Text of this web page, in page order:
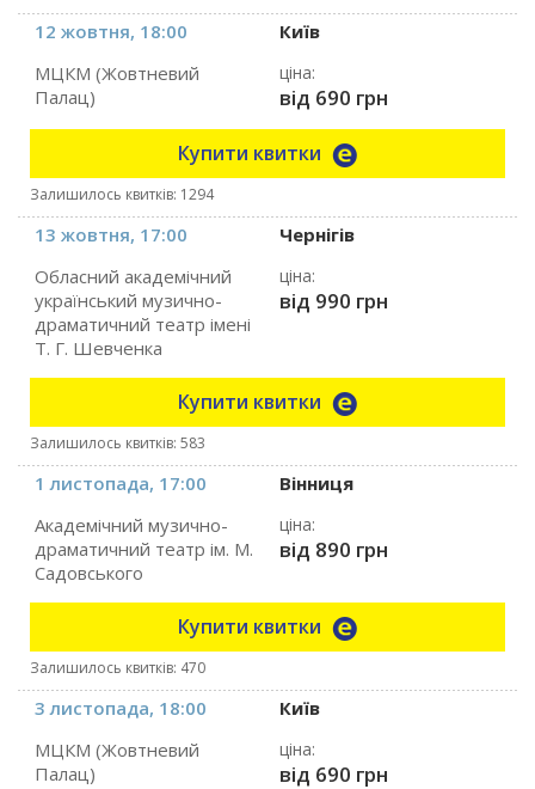
12 жовтня, 18:00
Київ
МЦКМ (Жовтневий
Палац)
ціна:
від 690 грн
Купити квитки
Залишилось квитків: 1294
13 жовтня, 17:00
Чернігів
Обласний академічний
український музично-
драматичний театр імені
Т. Г. Шевченка
ціна:
від 990 грн
Купити квитки
Залишилось квитків: 583
1 листопада, 17:00
Вінниця
Академічний музично-
драматичний театр ім. М.
Садовського
ціна:
від 890 грн
Купити квитки
Залишилось квитків: 470
3 листопада, 18:00
Київ
МЦКМ (Жовтневий
Палац)
ціна:
від 690 грн